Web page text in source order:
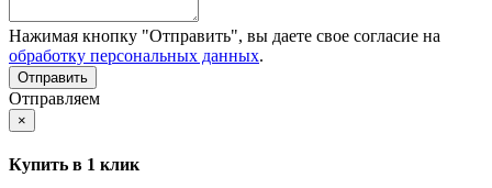
Нажимая кнопку "Отправить", вы даете свое согласие на
обработку персональных данных.
Отправляем
×
Купить в 1 клик